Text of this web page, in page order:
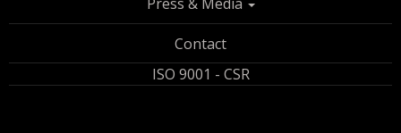
Contact
ISO 9001 - CSR